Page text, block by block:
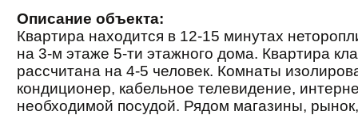
Описание объекта:
Квартира находится в 12-15 минутах
на 3-м этаже 5-ти этажного дома. Квартира
рассчитана на 4-5 человек. Комнаты
кондиционер, кабельное телевидение,
необходимой посудой. Рядом магазины,